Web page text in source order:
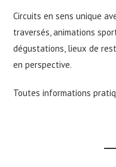
Circuits en sens unique
traversés, animations
dégustations, lieux de
en perspective.
Toutes informations